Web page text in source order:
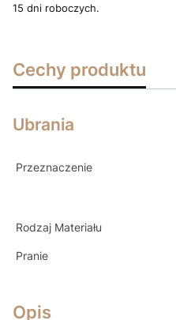
15 dni roboczych.
Cechy produktu
Ubrania
Przeznaczenie
Rodzaj Materiału
Pranie
Opis